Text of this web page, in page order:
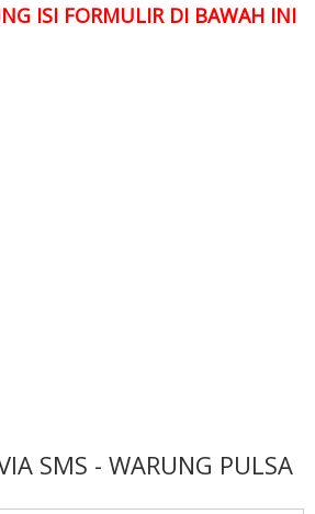
ISI FORMULIR DI BAWAH INI
SMS - WARUNG PULSA